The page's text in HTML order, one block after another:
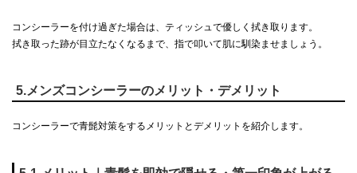
コンシーラーを付け過ぎた場合は、ティッシュで優しく拭き取ります。
拭き取った跡が目立たなくなるまで、指で叩いて肌に馴染ませましょう。
5.メンズコンシーラーのメリット・デメリット
コンシーラーで青髭対策をするメリットとデメリットを紹介します。